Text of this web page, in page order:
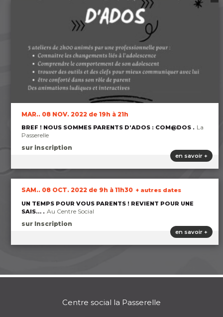
MAR.. 08 NOV. 2022 de 19h à 21h
BREF ! NOUS SOMMES PARENTS D’ADOS : COM@DOS
La
Passerelle
sur inscription
en savoir +
SAM.. 08 OCT. 2022 de 9h à 11h30 + autres dates
UN TEMPS POUR VOUS PARENTS ! REVIENT POUR UNE
SAIS…
Au Centre Social
sur Inscription
en savoir +
Centre social la Passerelle